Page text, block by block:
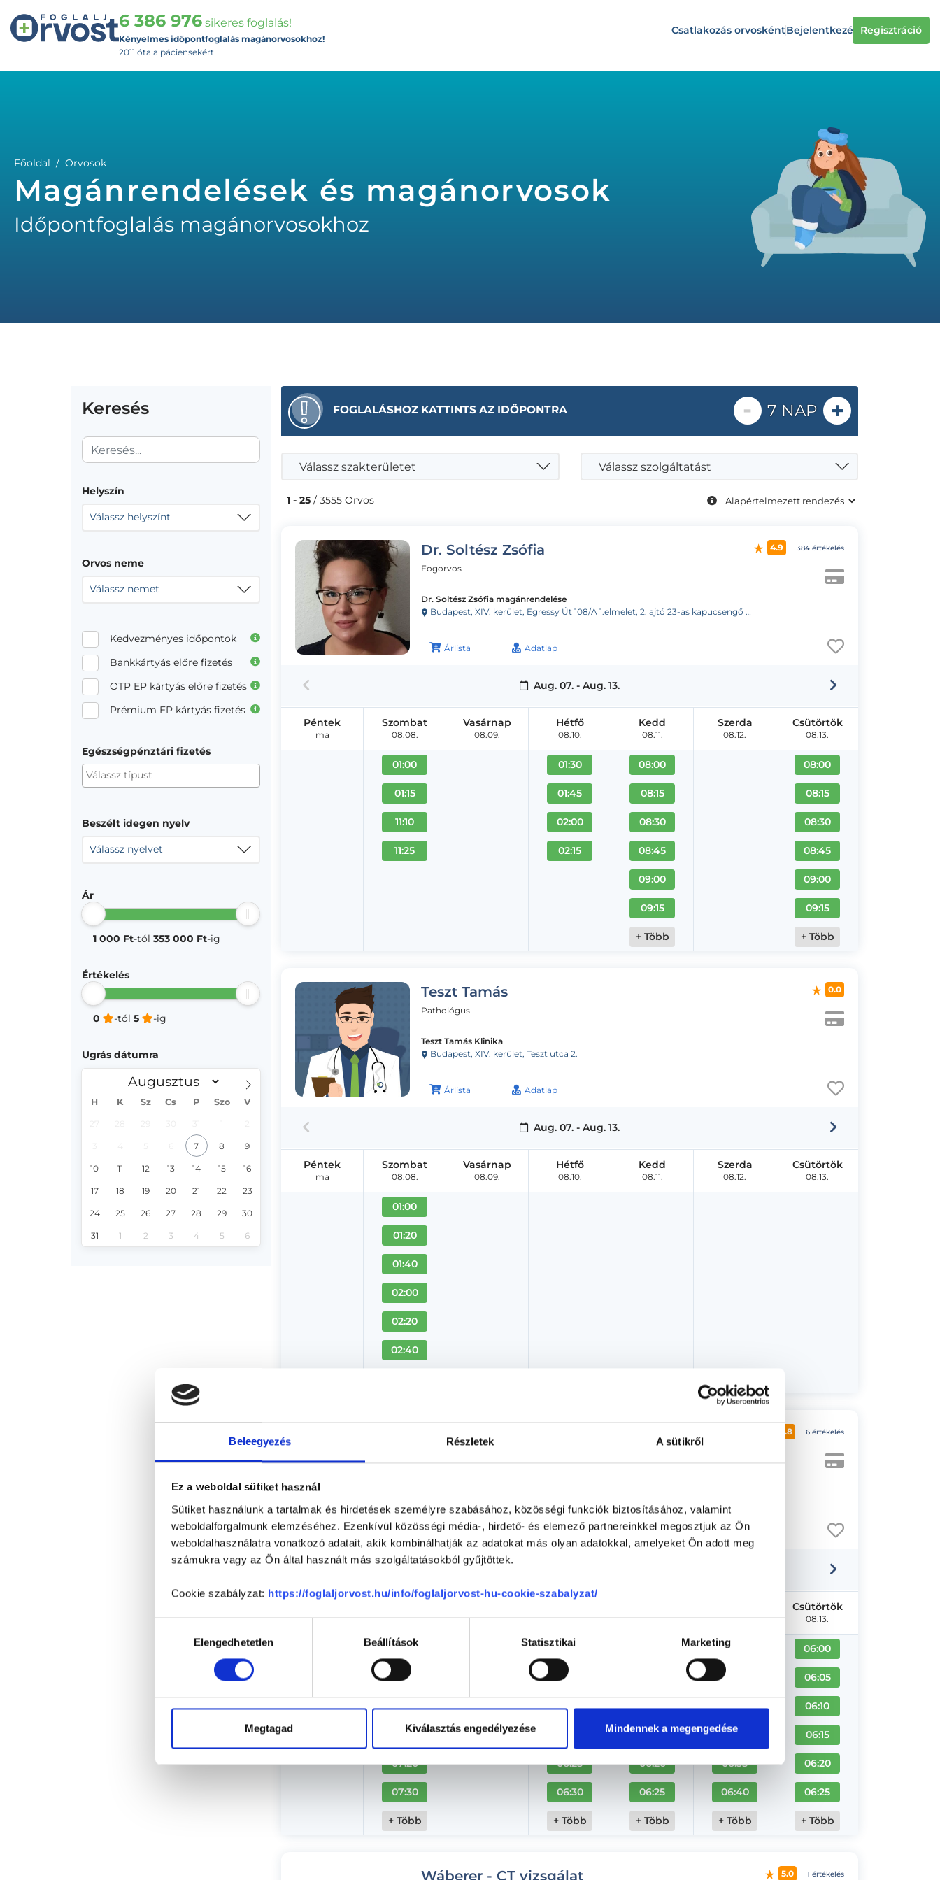
Beleegyezés Részletek A sütikről
Ez a weboldal sütiket használ
Sütiket használunk a tartalmak és hirdetések személyre szabásához, közösségi funkciók biztosításához, valamint
weboldalforgalmunk elemzéséhez. Ezenkívül közösségi média-, hirdető- és elemező partnereinkkel megosztjuk az Ön
weboldalhasználatra vonatkozó adatait, akik kombinálhatják az adatokat más olyan adatokkal, amelyeket Ön adott meg
számukra vagy az Ön által használt más szolgáltatásokból gyűjtöttek.
Cookie szabályzat: https://foglaljorvost.hu/info/foglaljorvost-hu-cookie-szabalyzat/
kiválasztásaElengedhetetlen Beállítások Statisztikai Marketing
Megtagad Kiválasztás engedélyezése Mindennek a megengedése
6 386 976 sikeres foglalás!
Kényelmes időpontfoglalás magánorvosokhoz!
2011 óta a páciensekért
Csatlakozás orvoskéntBejelentkezés Regisztráció
Főoldal Orvosok
Magánrendelések és magánorvosok
Időpontfoglalás magánorvosokhoz
Keresés
Helyszín
Válassz helyszínt
Orvos neme
Válassz nemet
Kedvezményes időpontok
Bankkártyás előre fizetés
OTP EP kártyás előre fizetés
Prémium EP kártyás fizetés
Egészségpénztári fizetés
Beszélt idegen nyelv
Válassz nyelvet
Ár
1 000 Ft-tól 353 000 Ft-ig
Értékelés
0 -tól 5 -ig
Ugrás dátumra
H K Sz Cs P Szo V
7 8 9
10 11 12 13 14 15 16
17 18 19 20 21 22 23
24 25 26 27 28 29 30
31 1 2 3 4 5 6
FOGLALÁSHOZ KATTINTS AZ IDŐPONTRA - 7 NAP +
Válassz szakterületet Válassz szolgáltatást
1 - 25 / 3555 Orvos
Dr. Soltész Zsófia
Fogorvos
Dr. Soltész Zsófia magánrendelése
Budapest, XIV. kerület, Egressy Út 108/A 1.elmelet, 2. ajtó 23-as kapucsengő (Fogorvosi Rendelő)
Árlista Adatlap
4.9 384 értékelés
Aug. 07. - Aug. 13.
Péntek
ma
Szombat
08.08.
01:00
01:15
11:10
11:25
Vasárnap
08.09.
Hétfő
08.10.
01:30
01:45
02:00
02:15
Kedd
08.11.
08:00
08:15
08:30
08:45
09:00
09:15
+ Több
Szerda
08.12.
Csütörtök
08.13.
08:00
08:15
08:30
08:45
09:00
09:15
+ Több
Teszt Tamás
Pathológus
Teszt Tamás Klinika
Budapest, XIV. kerület, Teszt utca 2.
Árlista Adatlap
0.0
Aug. 07. - Aug. 13.
Péntek
ma
Szombat
08.08.
01:00
01:20
01:40
02:00
02:20
02:40
Vasárnap
08.09.
Hétfő
08.10.
Kedd
08.11.
Szerda
08.12.
Csütörtök
08.13.
Laborvizsgálatok - Budai Magánorvosi
Budapest, XI. kerület, Fehérvári u. 97-99.
Árlista Adatlap
4.8 6 értékelés
ma 08.08.
06:15
06:25
06:40
06:50
07:20
07:30
+ Több
08.09. 08.10.
06:05
06:10
06:15
06:25
06:30
+ Több
08.11.
06:10
06:15
06:20
06:25
+ Több
08.12.
06:00
06:20
06:25
06:30
06:35
06:40
+ Több
Csütörtök
08.13.
06:00
06:05
06:10
06:15
06:20
06:25
+ Több
Wáberer - CT vizsgálat 5.0 1 értékelés